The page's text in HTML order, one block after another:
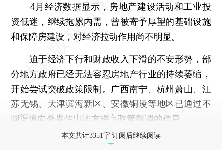
4月经济数据显示， 房地产建设活动和工业投
资低迷，继续拖累内需，曾被寄予厚望的基础设施
和保障房建设，对经济拉动作用尚不明显。
迫于经济下行和财政收入下滑的不安形势，部
分地方政府已经无法容忍房地产行业的持续萎缩，
开始尝试突破政策限制。广西南宁、杭州萧山、江
苏无锡、天津滨海新区、安徽铜陵等地区已通过不
同渠道向外界传出地方楼市政策微调的信息。
本文共计3351字 订阅后继续阅读